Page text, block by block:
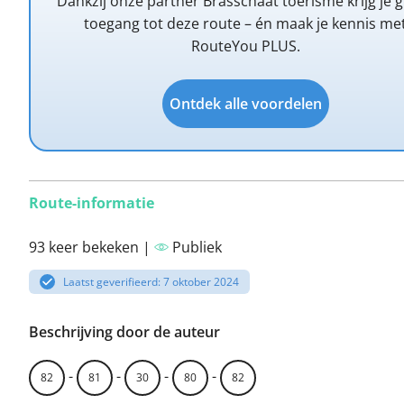
toegang tot deze route – én maak je kennis
RouteYou PLUS.
Ontdek alle voordelen
Route-informatie
93 keer bekeken | Publiek
Laatst geverifieerd: 7 oktober 2024
Beschrijving door de auteur
82 - 81 - 30 - 80 - 82